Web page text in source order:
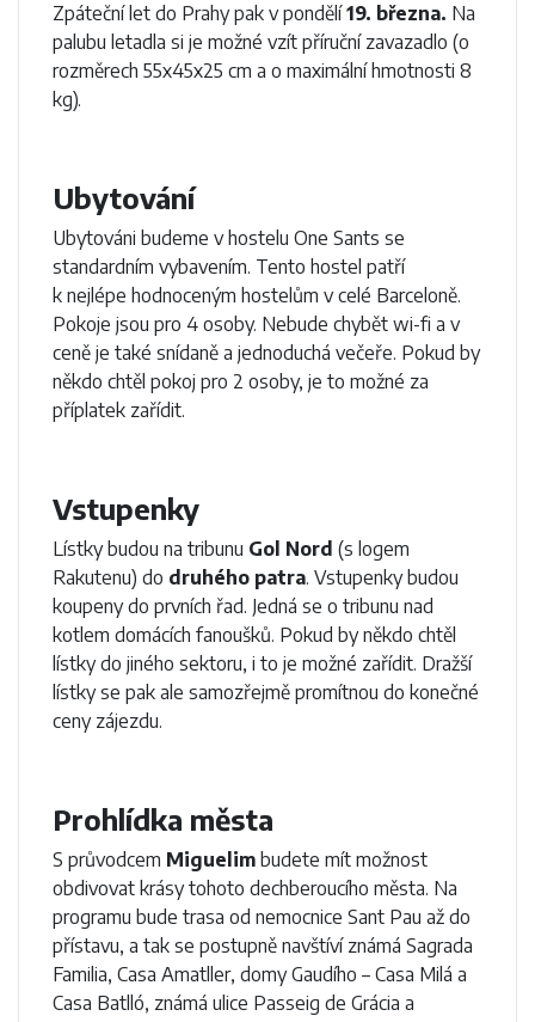
Zpáteční let do Prahy pak v pondělí19. března. Na
palubu letadla si je možné vzít příruční zavazadlo (o
rozměrech 55x45x25 cm a o maximální hmotnosti 8
kg).
Ubytování
Ubytováni budeme v hostelu One Sants se
standardním vybavením. Tento hostel patří
k nejlépe hodnoceným hostelům v celé Barceloně.
Pokoje jsou pro 4 osoby. Nebude chybět wi-fi a v
ceně je také snídaně a jednoduchá večeře. Pokud by
někdo chtěl pokoj pro 2 osoby, je to možné za
příplatek zařídit.
Vstupenky
Lístky budou na tribunu Gol Nord (s logem
Rakutenu) do druhého patra. Vstupenky budou
koupeny do prvních řad. Jedná se o tribunu nad
kotlem domácích fanoušků. Pokud by někdo chtěl
lístky do jiného sektoru, i to je možné zařídit. Dražší
lístky se pak ale samozřejmě promítnou do konečné
ceny zájezdu.
Prohlídka města
S průvodcem Miguelim budete mít možnost
obdivovat krásy tohoto dechberoucího města. Na
programu bude trasa od nemocnice Sant Pau až do
přístavu, a tak se postupně navštíví známá Sagrada
Familia, Casa Amatller, domy Gaudího – Casa Milá a
Casa Batlló, známá ulice Passeig de Grácia a